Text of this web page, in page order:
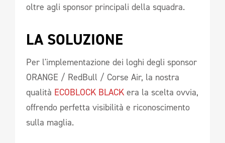
oltre agli sponsor principali della squadra.
LA SOLUZIONE
Per l'implementazione dei loghi degli sponsor
ORANGE / RedBull / Corse Air, la nostra
qualità ECOBLOCK BLACKera la scelta ovvia,
offrendo perfetta visibilità e riconoscimento
sulla maglia.